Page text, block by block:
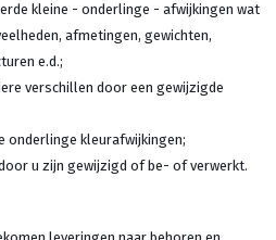
kleine - onderlinge - afwijkingen wat
afmetingen, gewichten,
e.d.;
verschillen door een gewijzigde
onderlinge kleurafwijkingen;
u zijn gewijzigd of be- of verwerkt.